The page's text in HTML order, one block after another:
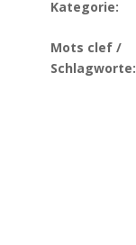
Kategorie:
Mots clef /
Schlagworte: